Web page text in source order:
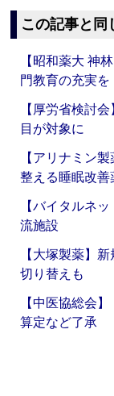
この記事と同
【昭和薬大 神
門教育の充実を
【厚労省検討
目が対象に
【アリナミン
整える睡眠改善
【バイタルネ
流施設
【大塚製薬】
切り替えも
【中医協総会
算定など了承